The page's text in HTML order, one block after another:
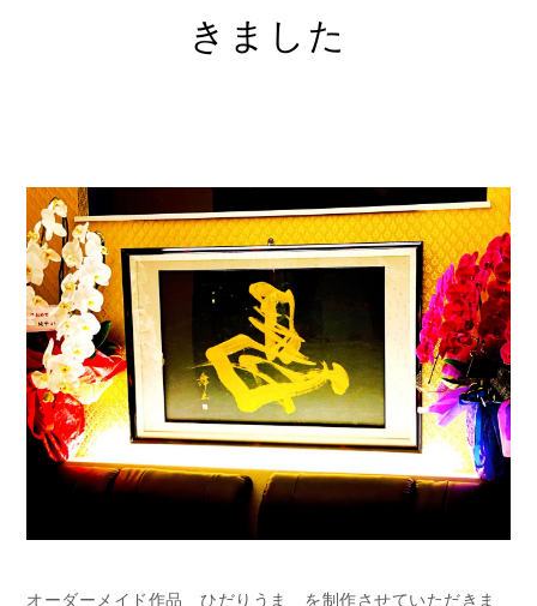
きました
オーダーメイド作品 ひだりうま を制作させていただきま